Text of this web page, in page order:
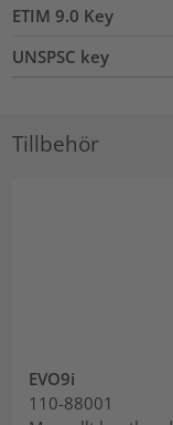
ETIM 9.0 Key
UNSPSC key
Tillbehör
EVO9i
110-88001